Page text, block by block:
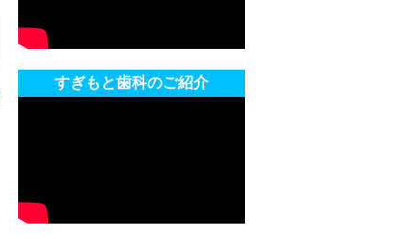
すぎもと歯科のご紹介